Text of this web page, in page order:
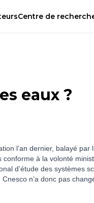
Centre de
eaux ?
l’an dernier, balayé
à la volonté
d’étude des systèmes
n’a donc pas